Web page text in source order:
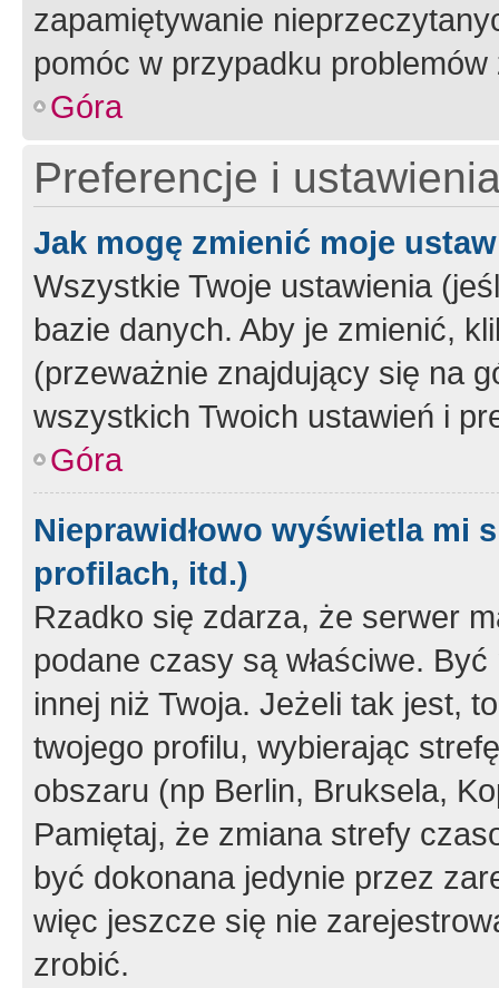
zapamiętywanie
pomóc w przypadku
Góra
Preferencje i
Jak mogę zmienić moje
Wszystkie Twoje ustawienia
bazie danych. Aby je zmienić,
(przeważnie znajdujący się na
wszystkich Twoich ustawień i
Góra
Nieprawidłowo wyświetla mi
profilach, itd.)
Rzadko się zdarza, że serwer
podane czasy są właściwe.
innej niż Twoja. Jeżeli tak jest,
twojego profilu, wybierając
obszaru (np Berlin, Bruksela,
Pamiętaj, że zmiana strefy
być dokonana jedynie przez
więc jeszcze się nie
zrobić.